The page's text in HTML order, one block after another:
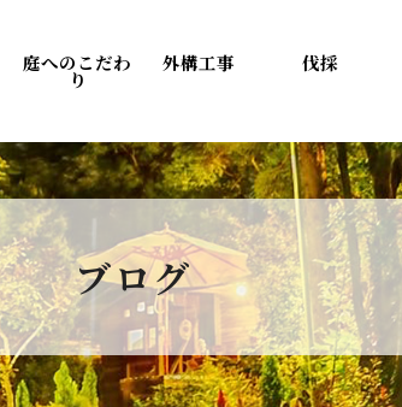
庭へのこだわ
り
外構工事 伐採
ブログ